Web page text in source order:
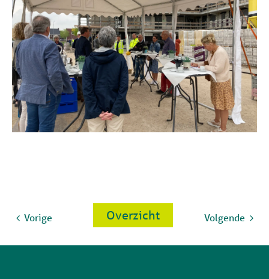
Volgende
Overzicht
Vorige